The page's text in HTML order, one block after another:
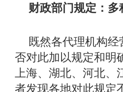
财政部门规定：多
既然各代理机构
否对此加以规定和明
上海、湖北、河北、
者发现各地对此规定